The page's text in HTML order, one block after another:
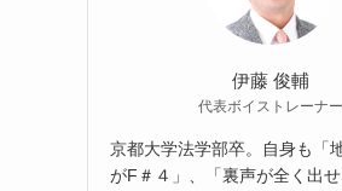
伊藤 俊輔
代表ボイストレーナー
京都大学法学部卒。自身も「
がF＃４」、「裏声が全く出せ